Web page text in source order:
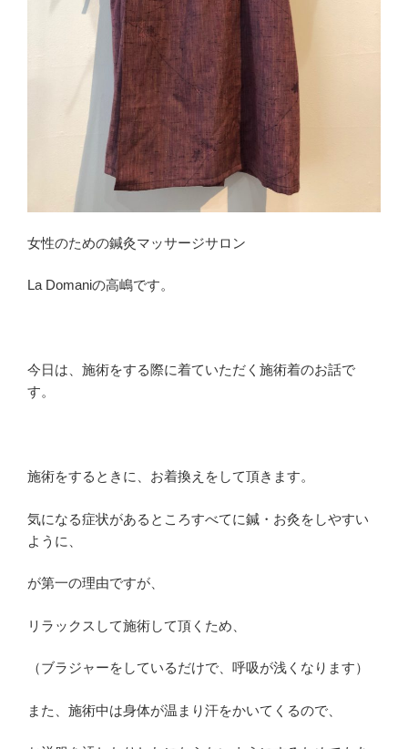
女性のための鍼灸マッサージサロン
La Domaniの高嶋です。
今日は、施術をする際に着ていただく施術着のお話で
す。
施術をするときに、お着換えをして頂きます。
気になる症状があるところすべてに鍼・お灸をしやすい
ように、
が第一の理由ですが、
リラックスして施術して頂くため、
（ブラジャーをしているだけで、呼吸が浅くなります）
また、施術中は身体が温まり汗をかいてくるので、